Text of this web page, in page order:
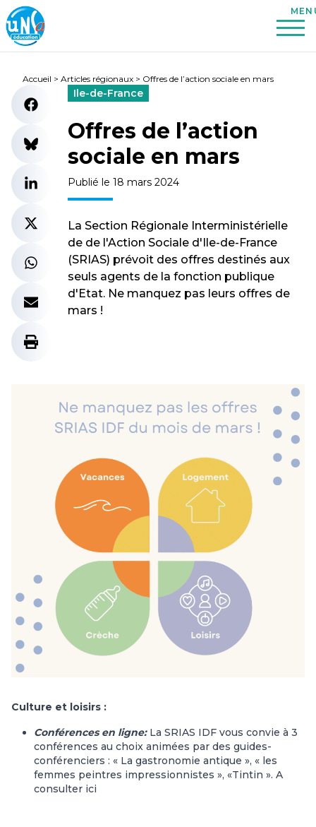
Accueil > Articles régionaux > Offres de l’action sociale en mars
Ile-de-France
Offres de l’action
sociale en mars
Publié le 18 mars 2024
La Section Régionale Interministérielle
de de l'Action Sociale d'Ile-de-France
(SRIAS) prévoit des offres destinés aux
seuls agents de la fonction publique
d'Etat. Ne manquez pas leurs offres de
mars !
Culture et loisirs :
Conférences en ligne:La SRIAS IDF vous convie à 3
conférences au choix animées par des guides-
conférenciers : « La gastronomie antique », « les
femmes peintres impressionnistes », «Tintin ». A
consulter ici